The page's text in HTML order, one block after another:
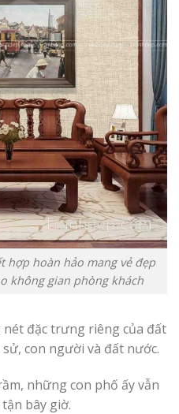
hợp hoàn hảo mang vẻ đẹp
không gian phòng khách
đặc trưng riêng của đất
con người và đất nước.
những con phố ấy vẫn
bây giờ.